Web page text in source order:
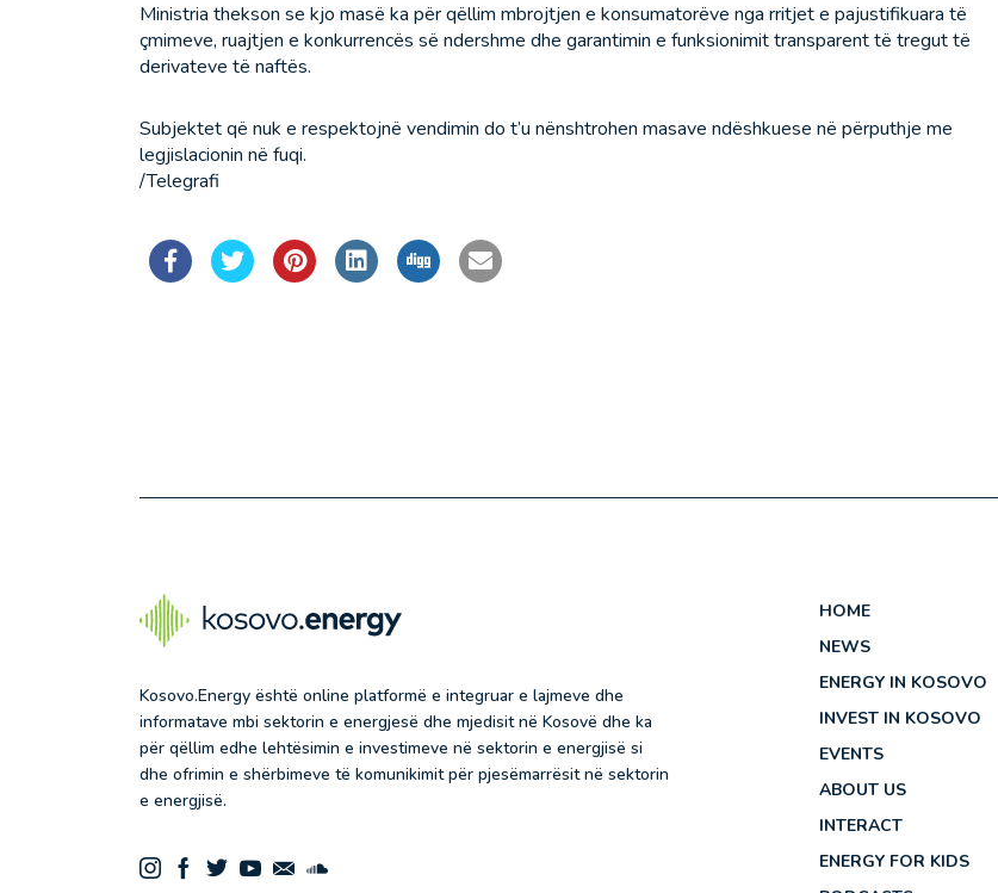
Ministria thekson se kjo masë ka për qëllim mbrojtjen e konsumatorëve nga rritjet e pajustifikuara të
çmimeve, ruajtjen e konkurrencës së ndershme dhe garantimin e funksionimit transparent të tregut të
derivateve të naftës.
Subjektet që nuk e respektojnë vendimin do t’u nënshtrohen masave ndëshkuese në përputhje me
legjislacionin në fuqi.
/Telegrafi
Kosovo.Energy është online platformë e integruar e lajmeve dhe
informatave mbi sektorin e energjesë dhe mjedisit në Kosovë dhe ka
për qëllim edhe lehtësimin e investimeve në sektorin e energjisë si
dhe ofrimin e shërbimeve të komunikimit për pjesëmarrësit në sektorin
e energjisë.
HOME
NEWS
ENERGY IN KOSOVO
INVEST IN KOSOVO
EVENTS
ABOUT US
INTERACT
ENERGY FOR KIDS